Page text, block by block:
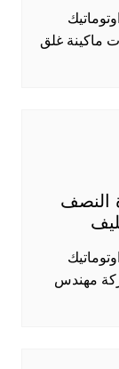
النصف